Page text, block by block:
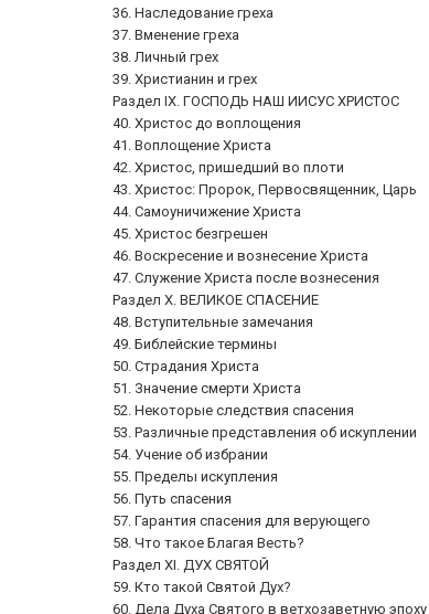
36. Наследование греха
37. Вменение греха
38. Личный грех
39. Христианин и грех
Раздел IX. ГОСПОДЬ НАШ ИИСУС ХРИСТОС
40. Христос до воплощения
41. Воплощение Христа
42. Христос, пришедший во плоти
43. Христос: Пророк, Первосвященник, Царь
44. Самоуничижение Христа
45. Христос безгрешен
46. Воскресение и вознесение Христа
47. Служение Христа после вознесения
Раздел X. ВЕЛИКОЕ СПАСЕНИЕ
48. Вступительные замечания
49. Библейские термины
50. Страдания Христа
51. Значение смерти Христа
52. Некоторые следствия спасения
53. Различные представления об искуплении
54. Учение об избрании
55. Пределы искупления
56. Путь спасения
57. Гарантия спасения для верующего
58. Что такое Благая Весть?
Раздел XI. ДУХ СВЯТОЙ
59. Кто такой Святой Дух?
60. Дела Духа Святого в ветхозаветную эпоху